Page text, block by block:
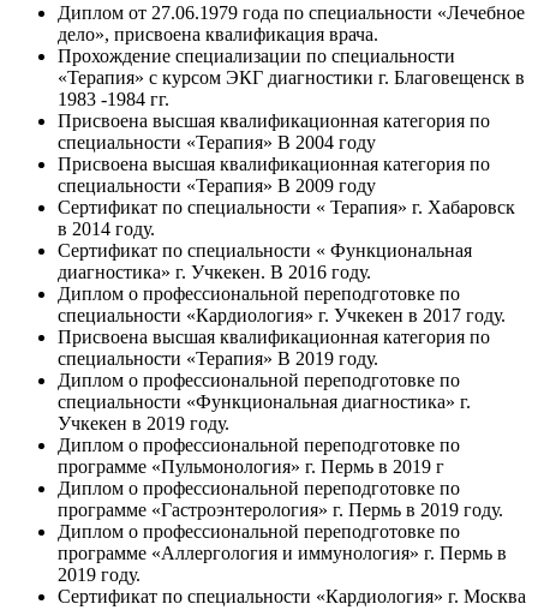
Диплом от 27.06.1979 года по специальности «Лечебное
дело», присвоена квалификация врача.
Прохождение специализации по специальности
«Терапия» с курсом ЭКГ диагностики г. Благовещенск в
1983 -1984 гг.
Присвоена высшая квалификационная категория по
специальности «Терапия» В 2004 году
Присвоена высшая квалификационная категория по
специальности «Терапия» В 2009 году
Сертификат по специальности « Терапия» г. Хабаровск
в 2014 году.
Сертификат по специальности « Функциональная
диагностика» г. Учкекен. В 2016 году.
Диплом о профессиональной переподготовке по
специальности «Кардиология» г. Учкекен в 2017 году.
Присвоена высшая квалификационная категория по
специальности «Терапия» В 2019 году.
Диплом о профессиональной переподготовке по
специальности «Функциональная диагностика» г.
Учкекен в 2019 году.
Диплом о профессиональной переподготовке по
программе «Пульмонология» г. Пермь в 2019 г
Диплом о профессиональной переподготовке по
программе «Гастроэнтерология» г. Пермь в 2019 году.
Диплом о профессиональной переподготовке по
программе «Аллергология и иммунология» г. Пермь в
2019 году.
Сертификат по специальности «Кардиология» г. Москва